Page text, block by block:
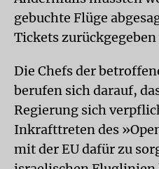
gebuchte Flüge
Tickets
Die Chefs der
berufen sich darauf,
Regierung sich
Inkrafttreten des
mit der EU dafür zu